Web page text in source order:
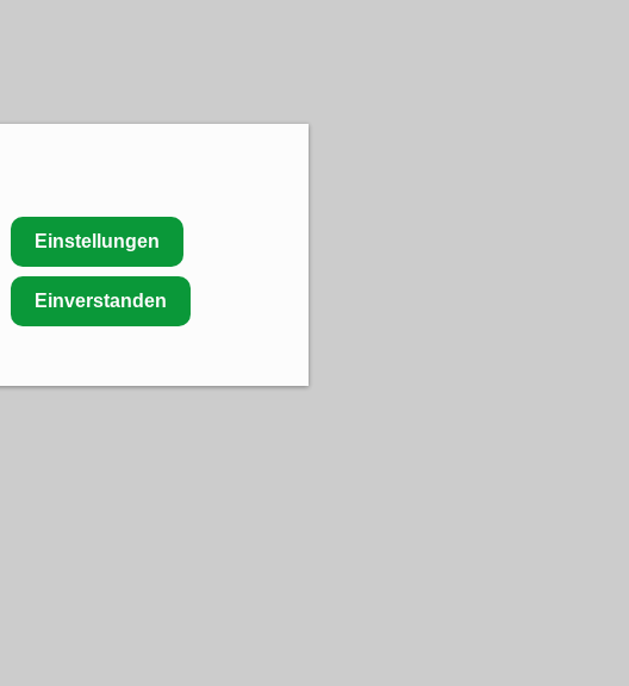
Einstellungen
Einverstanden